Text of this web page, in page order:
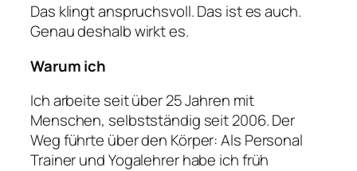
Das klingt anspruchsvoll. Das ist es auch.
Genau deshalb wirkt es.
Warum ich
Ich arbeite seit über 25 Jahren mit
Menschen, selbstständig seit 2006. Der
Weg führte über den Körper: Als Personal
Trainer und Yogalehrer habe ich früh